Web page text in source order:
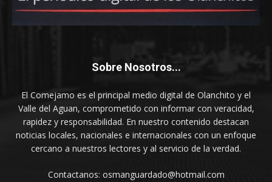
Sobre Nosotros...
El Comejamo es el principal medio digital de Olanchito y el
Valle del Aguan, comprometido con informar con veracidad,
rapidez y responsabilidad. En nuestro contenido destacan
noticias locales, nacionales e internacionales con un enfoque
cercano a nuestros lectores y al servicio de la verdad.
Contactanos: osmanguardado@hotmail.com